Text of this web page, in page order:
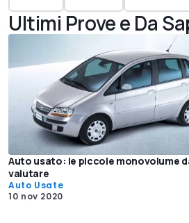
Ultimi Prove e Da
Auto usato: le piccole monovolume
valutare
Auto Usate
10 nov 2020